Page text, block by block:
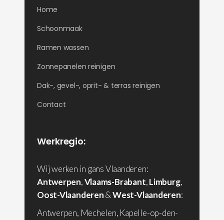
Home
Schoonmaak
Ramen wassen
Zonnepanelen reinigen
Dak-, gevel-, oprit- & terras reinigen
Contact
Werkregio:
Wij werken in gans Vlaanderen:
Antwerpen,Vlaams-Brabant,Limburg,
Oost-Vlaanderen&West-Vlaanderen:
Antwerpen, Mechelen, Kapelle-op-den-